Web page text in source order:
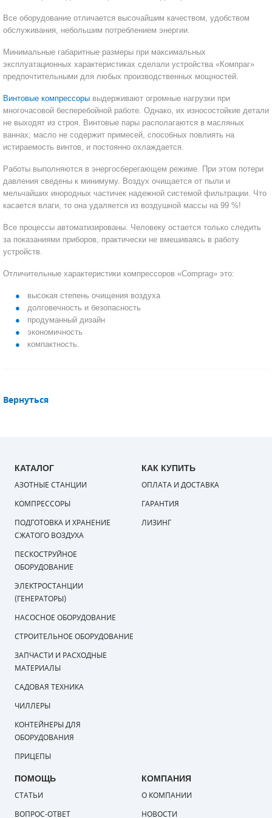
Все оборудование отличается высочайшим качеством, удобством
обслуживания, небольшим потреблением энергии.
Минимальные габаритные размеры при максимальных
эксплуатационных характеристиках сделали устройства «Компраг»
предпочтительными для любых производственных мощностей.
Винтовые компрессоры выдерживают огромные нагрузки при
многочасовой бесперебойной работе. Однако, их износостойкие детали
не выходят из строя. Винтовые пары располагаются в масляных
ваннах; масло не содержит примесей, способных повлиять на
истираемость винтов, и постоянно охлаждается.
Работы выполняются в энергосберегающем режиме. При этом потери
давления сведены к минимуму. Воздух очищается от пыли и
мельчайших инородных частичек надежной системой фильтрации. Что
касается влаги, то она удаляется из воздушной массы на 99 %!
Все процессы автоматизированы. Человеку остается только следить
за показаниями приборов, практически не вмешиваясь в работу
устройств.
Отличительные характеристики компрессоров «Comprag» это:
высокая степень очищения воздуха
долговечность и безопасность
продуманный дизайн
экономичность
компактность.
Вернуться
КАТАЛОГ
АЗОТНЫЕ СТАНЦИИ
КОМПРЕССОРЫ
ПОДГОТОВКА И ХРАНЕНИЕ
СЖАТОГО ВОЗДУХА
ПЕСКОСТРУЙНОЕ
ОБОРУДОВАНИЕ
ЭЛЕКТРОСТАНЦИИ
(ГЕНЕРАТОРЫ)
НАСОСНОЕ ОБОРУДОВАНИЕ
СТРОИТЕЛЬНОЕ ОБОРУДОВАНИЕ
ЗАПЧАСТИ И РАСХОДНЫЕ
МАТЕРИАЛЫ
САДОВАЯ ТЕХНИКА
ЧИЛЛЕРЫ
КОНТЕЙНЕРЫ ДЛЯ
ОБОРУДОВАНИЯ
ПРИЦЕПЫ
КАК КУПИТЬ
ОПЛАТА И ДОСТАВКА
ГАРАНТИЯ
ЛИЗИНГ
ПОМОЩЬ
СТАТЬИ
ВОПРОС-ОТВЕТ
КОМПАНИЯ
О КОМПАНИИ
НОВОСТИ
САДОВАЯ ТЕХНИКА
ЧИЛЛЕРЫ
КОНТЕЙНЕРЫ ДЛЯ ОБОРУДОВАНИЯ
КАНАЛИЗАЦИОННЫЕ НАСОСЫ
БЕНЗИНОВЫЕ МОТОПОМПЫ
ДИЗЕЛЬНЫЕ МОТОПОМПЫ
ТАЛИ И ТЕЛЬФЕРЫ
ОСВЕТИТЕЛЬНЫЕ МАЧТЫ
ЛЕНТОЧНОПИЛЬНЫЕ СТАНКИ
КОНТРОЛЛЕРЫ (БЛОКИ УПРАВЛЕНИЯ)
ПРЕДОХРАНИТЕЛЬНЫЕ КЛАПАНЫ
ВПУСКНЫЕ КЛАПАНЫ
ОБРАТНЫЕ КЛАПАНЫ
КЛАПАНЫ МИНИМАЛЬНОГО ДАВЛЕНИЯ
ДАТЧИКИ
РУКАВА ВЫСОКОГО ДАВЛЕНИЯ (РВД)
ЗАПЧАСТИ ДЛЯ ВИНТОВЫХ КОМПРЕССОРОВ
СМЕННЫЕ ЭЛЕМЕНТЫ МАГИСТРАЛЬНЫХ
ФИЛЬТРОВ
ДЛЯ АДСОРБЦИОННЫХ ОСУШИТЕЛЕЙ
ФИЛЬТРЫ ТОПЛИВНЫЕ
МОТОРНОЕ МАСЛО
ПОРШНЕВЫЕ БЛОКИ
ДЕТАЛИ ПОРШНЕВЫХ КОМПРЕССОРОВ
ДЕТАЛИ СПИРАЛЬНЫХ КОМПРЕССОРОВ
ДЕТАЛИ НАСОСНОЙ ЧАСТИ
ШЛАНГИ ДЛЯ МОТОПОМП
ДЛЯ ВАКУУМНЫХ НАСОСОВ